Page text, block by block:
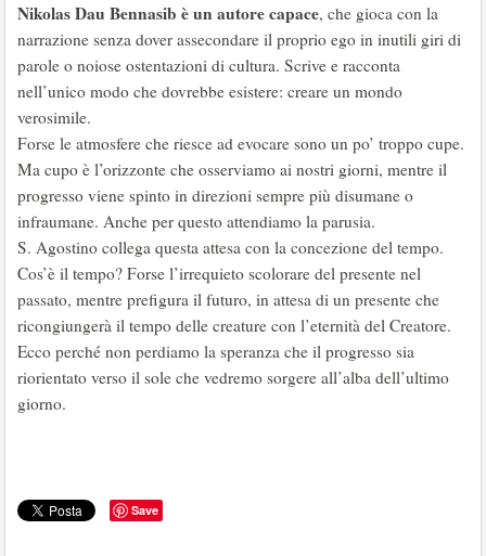
Nikolas Dau Bennasib è un autore capace, che gioca con la
narrazione senza dover assecondare il proprio ego in inutili giri di
parole o noiose ostentazioni di cultura. Scrive e racconta
nell’unico modo che dovrebbe esistere: creare un mondo
verosimile.
Forse le atmosfere che riesce ad evocare sono un po’ troppo cupe.
Ma cupo è l’orizzonte che osserviamo ai nostri giorni, mentre il
progresso viene spinto in direzioni sempre più disumane o
infraumane. Anche per questo attendiamo la parusia.
S. Agostino collega questa attesa con la concezione del tempo.
Cos’è il tempo? Forse l’irrequieto scolorare del presente nel
passato, mentre prefigura il futuro, in attesa di un presente che
ricongiungerà il tempo delle creature con l’eternità del Creatore.
Ecco perché non perdiamo la speranza che il progresso sia
riorientato verso il sole che vedremo sorgere all’alba dell’ultimo
giorno.
Save